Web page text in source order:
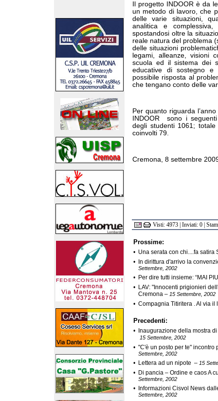
Il progetto INDOOR è da
un metodo di lavoro, che
delle varie situazioni,
analitica e
spostandosi oltre la
reale natura del problema
delle situazioni
legami, alleanze, visioni
scuola ed il sistema dei
educative di sostegno e
possibile risposta al
che tengano conto delle
Per quanto riguarda
INDOOR
sono i
degli studenti 1061;
coinvolti 79.
Cremona, 8 settembre
Visti: 4973 | Inviati: 0 |
Prossime:
• Una serata con chi....fa satira
•
In dirittura d'arrivo la
Settembre, 2002
• Per dire tutti insieme: “MAI
• LAV: "Innocenti prigionieri
Cremona – 15 Settembre, 2002
• Compagnia Titiritera . Al via il
Precedenti:
• Inaugurazione della mostra
15 Settembre, 2002
• "C'è un posto per te"
Settembre, 2002
• Lettera ad un nipote – 15
• Di pancia – Ordine e caos A
Settembre, 2002
• Informazioni Cisvol News
Settembre, 2002